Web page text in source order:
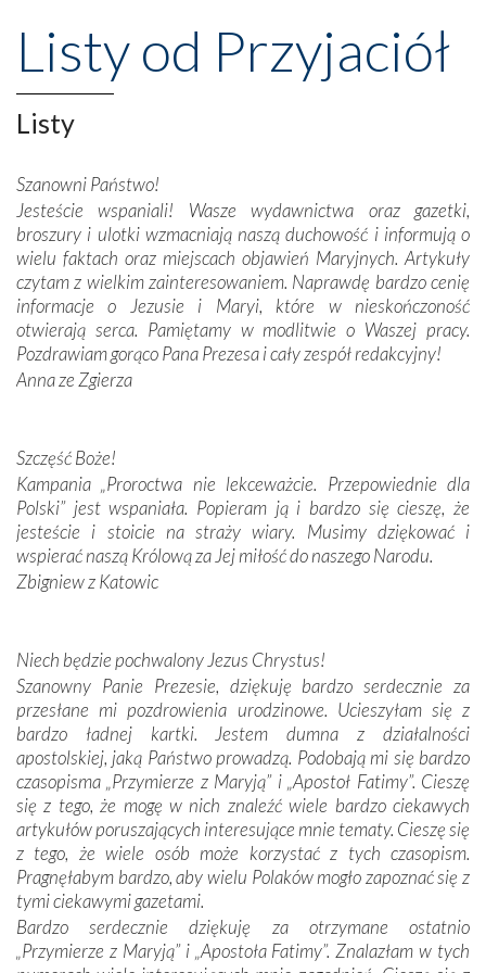
wznoszono na chwałę Bożą, na przykład – w podzięce za
Opatrznościową pomoc w wygranej bitwie o
niepodległość kraju. Zachwyt budziła potężna, a zarazem
misterna architektura tych monumentalnych dzieł,
wspaniałe zdobienia, dbałość ich twórców o detale,
budowniczych.
Podążyliśmy też śladami fatimskich wizjonerów – Łucji
dos Santos oraz świętych Hiacynty i Franciszka Marto.
Modliliśmy się przy ich grobach. Odprawiliśmy Drogę
Krzyżową w ich rodzinnych stronach, odwiedziliśmy
domy, w których żyli.
W miejscu objawień Matki Bożej zapaliliśmy świece
Podczas tej kilkudniowej wyprawy na każdym kroku
spotykaliśmy się z serdeczną otwartością
Portugalczyków. Podziwialiśmy ich ludową sztukę i
zwyczaje. Mimo że nasze kraje są od siebie bardzo
oddalone, w żaden sposób nie czuliśmy się obco.
Sprawiła to oczywiście sama Matka Boża, ale też
kulturowa bliskość biorąca swój początek w naszej
mieliśmy okazję przekonać się, że Maryja swoją opieką
otacza nie tylko nasz naród, lecz wszystkie nacje, które
się Jej ufnie oddają, a także każdą osobę, która zawierza
Jej siebie oraz swych bliskich.
Dzieje Portugalii to również historia wierności Bogu i
odstępstw, także w życiu władców. Trudne momenty w
wymiarze tak osobistym, jak i zbiorowym, przypominają o
konieczności ciągłego zabiegania o własną duszę i o łaskę
Opatrzności. Wierność przynosi pomyślność –
przynajmniej w życiu duchowym. Odstępstwo owocuje
nieszczęściem i śmiercią. Te uniwersalne prawdy
przychodziły na myśl, gdy słuchaliśmy opowieści
Listy od Przyjaciół
Listy
Szanowni Państwo!
Jesteście wspaniali! Wasze wydawnictwa oraz gazetki,
broszury i ulotki wzmacniają naszą duchowość i informują o
wielu faktach oraz miejscach objawień Maryjnych. Artykuły
czytam z wielkim zainteresowaniem. Naprawdę bardzo cenię
informacje o Jezusie i Maryi, które w nieskończoność
otwierają serca. Pamiętamy w modlitwie o Waszej pracy.
Pozdrawiam gorąco Pana Prezesa i cały zespół redakcyjny!
Anna ze Zgierza
Szczęść Boże!
Kampania „Proroctwa nie lekceważcie. Przepowiednie dla
Polski” jest wspaniała. Popieram ją i bardzo się cieszę, że
jesteście i stoicie na straży wiary. Musimy dziękować i
wspierać naszą Królową za Jej miłość do naszego Narodu.
Zbigniew z Katowic
Niech będzie pochwalony Jezus Chrystus!
Szanowny Panie Prezesie, dziękuję bardzo serdecznie za
przesłane mi pozdrowienia urodzinowe. Ucieszyłam się z
bardzo ładnej kartki. Jestem dumna z działalności
apostolskiej, jaką Państwo prowadzą. Podobają mi się bardzo
czasopisma „Przymierze z Maryją” i „Apostoł Fatimy”. Cieszę
się z tego, że mogę w nich znaleźć wiele bardzo ciekawych
artykułów poruszających interesujące mnie tematy. Cieszę się
z tego, że wiele osób może korzystać z tych czasopism.
Pragnęłabym bardzo, aby wielu Polaków mogło zapoznać się z
tymi ciekawymi gazetami.
Bardzo serdecznie dziękuję za otrzymane ostatnio
„Przymierze z Maryją” i „Apostoła Fatimy”. Znalazłam w tych